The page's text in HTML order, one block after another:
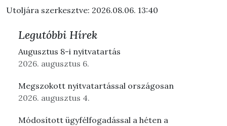
Utoljára szerkesztve: 2026.08.06. 13:40
Legutóbbi Hírek
Augusztus 8-i nyitvatartás
2026. augusztus 6.
Megszokott nyitvatartással országosan
2026. augusztus 4.
Módosított ügyfélfogadással a héten a